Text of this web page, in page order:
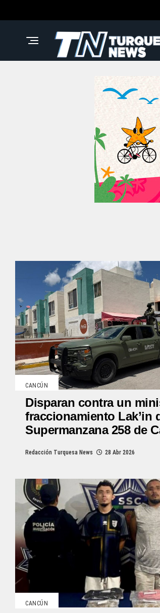
CANCÚN
Disparan contra un
fraccionamiento Lak’in
Supermanzana 258 de
Redacción Turquesa News 28 Abr 2026
CANCÚN